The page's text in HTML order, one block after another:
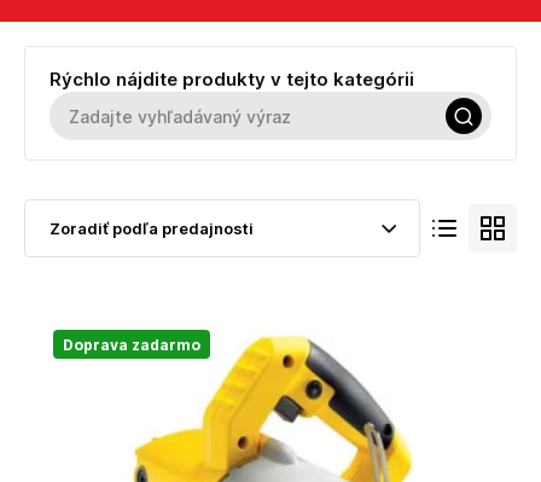
Rýchlo nájdite produkty v tejto kategórii
Doprava zadarmo